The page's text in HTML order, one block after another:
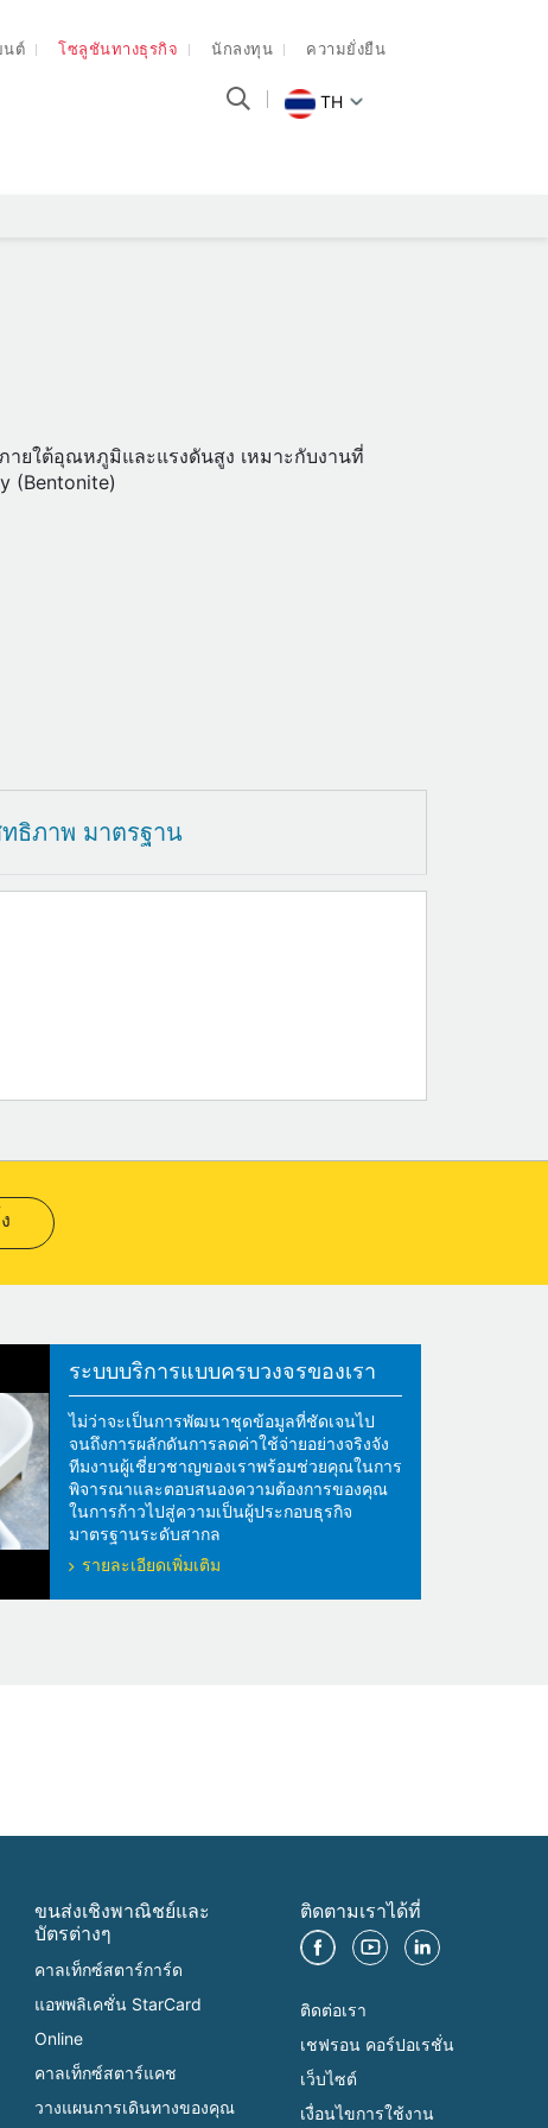
นต์ โซลูชันทางธุรกิจ นักลงทุน ความยั่งยืน
TH
ายใต้อุณหภูมิและแรงดันสูง เหมาะกับงานที่
(Bentonite)
ธิภาพ มาตรฐาน
ระบบบริการแบบครบวงจรของเรา
ไม่ว่าจะเป็นการพัฒนาชุดข้อมูลที่ชัดเจนไป
จนถึงการผลักดันการลดค่าใช้จ่ายอย่างจริงจัง
ทีมงานผู้เชี่ยวชาญของเราพร้อมช่วยคุณในการ
พิจารณาและตอบสนองความต้องการของคุณ
ในการก้าวไปสู่ความเป็นผู้ประกอบธุรกิจ
มาตรฐานระดับสากล
รายละเอียดเพิ่มเติม
ขนส่งเชิงพาณิชย์และ
บัตรต่างๆ
คาลเท็กซ์สตาร์การ์ด
แอพพลิเคชั่น StarCard
Online
คาลเท็กซ์สตาร์แคช
วางแผนการเดินทางของคุณ
ติดตามเราได้ที่
ติดต่อเรา
เชฟรอน คอร์ปอเรชั่น
เว็บไซต์
เงื่อนไขการใช้งาน